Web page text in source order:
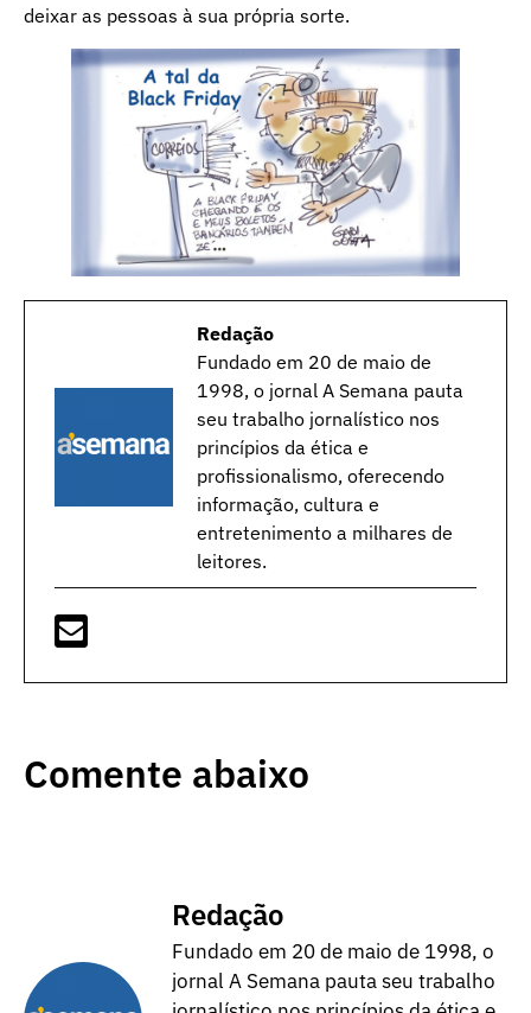
deixar as pessoas à sua própria sorte.
Redação
Fundado em 20 de maio de
1998, o jornal A Semana pauta
seu trabalho jornalístico nos
princípios da ética e
profissionalismo, oferecendo
informação, cultura e
entretenimento a milhares de
leitores.
Comente abaixo
Redação
Fundado em 20 de maio de 1998, o
jornal A Semana pauta seu trabalho